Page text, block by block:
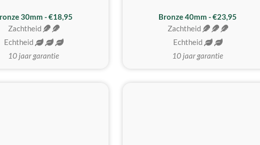
30mm - €18,95
Zachtheid
Echtheid
10 jaar garantie
Bronze 40mm - €23,95
Zachtheid
Echtheid
10 jaar garantie